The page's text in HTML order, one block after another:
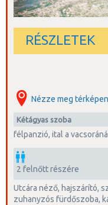
RÉSZLETEK
Nézze meg
kétágyas szoba
félpanzió, ital a
2 felnőtt részére
utcára néző, hajszárító, széf, minibár, wi-fi, telefon, tv,
zuhanyzós fürdőszoba,